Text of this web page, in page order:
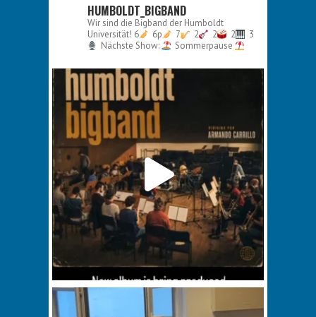
HUMBOLDT_BIGBAND
Wir sind die Bigband der Humboldt
Universität! 6 6p 7 2 2 2
3
Nächste Show:
Sommerpause